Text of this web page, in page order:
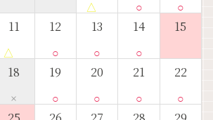
△ ○ ○
11
△
12
○
13
○
14
○
15
18
×
19
○
20
○
21
○
22
○